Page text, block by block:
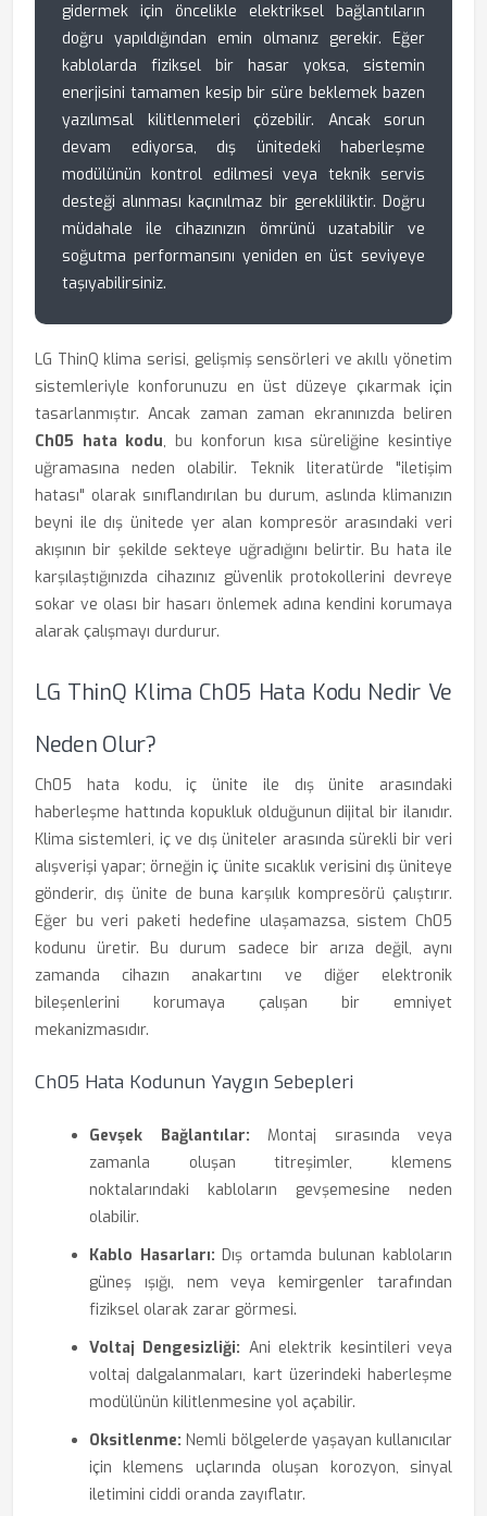
gidermek için öncelikle elektriksel bağlantıların
doğru yapıldığından emin olmanız gerekir. Eğer
kablolarda fiziksel bir hasar yoksa, sistemin
enerjisini tamamen kesip bir süre beklemek bazen
yazılımsal kilitlenmeleri çözebilir. Ancak sorun
devam ediyorsa, dış ünitedeki haberleşme
modülünün kontrol edilmesi veya teknik servis
desteği alınması kaçınılmaz bir gerekliliktir. Doğru
müdahale ile cihazınızın ömrünü uzatabilir ve
soğutma performansını yeniden en üst seviyeye
taşıyabilirsiniz.
LG ThinQ klima serisi, gelişmiş sensörleri ve akıllı yönetim
sistemleriyle konforunuzu en üst düzeye çıkarmak için
tasarlanmıştır. Ancak zaman zaman ekranınızda beliren
Ch05 hata kodu, bu konforun kısa süreliğine kesintiye
uğramasına neden olabilir. Teknik literatürde "iletişim
hatası" olarak sınıflandırılan bu durum, aslında klimanızın
beyni ile dış ünitede yer alan kompresör arasındaki veri
akışının bir şekilde sekteye uğradığını belirtir. Bu hata ile
karşılaştığınızda cihazınız güvenlik protokollerini devreye
sokar ve olası bir hasarı önlemek adına kendini korumaya
alarak çalışmayı durdurur.
LG ThinQ Klima Ch05 Hata Kodu Nedir Ve
Neden Olur?
Ch05 hata kodu, iç ünite ile dış ünite arasındaki
haberleşme hattında kopukluk olduğunun dijital bir ilanıdır.
Klima sistemleri, iç ve dış üniteler arasında sürekli bir veri
alışverişi yapar; örneğin iç ünite sıcaklık verisini dış üniteye
gönderir, dış ünite de buna karşılık kompresörü çalıştırır.
Eğer bu veri paketi hedefine ulaşamazsa, sistem Ch05
kodunu üretir. Bu durum sadece bir arıza değil, aynı
zamanda cihazın anakartını ve diğer elektronik
bileşenlerini korumaya çalışan bir emniyet
mekanizmasıdır.
Ch05 Hata Kodunun Yaygın Sebepleri
Gevşek Bağlantılar: Montaj sırasında veya
zamanla oluşan titreşimler, klemens
noktalarındaki kabloların gevşemesine neden
olabilir.
Kablo Hasarları: Dış ortamda bulunan kabloların
güneş ışığı, nem veya kemirgenler tarafından
fiziksel olarak zarar görmesi.
Voltaj Dengesizliği: Ani elektrik kesintileri veya
voltaj dalgalanmaları, kart üzerindeki haberleşme
modülünün kilitlenmesine yol açabilir.
Oksitlenme: Nemli bölgelerde yaşayan kullanıcılar
için klemens uçlarında oluşan korozyon, sinyal
iletimini ciddi oranda zayıflatır.